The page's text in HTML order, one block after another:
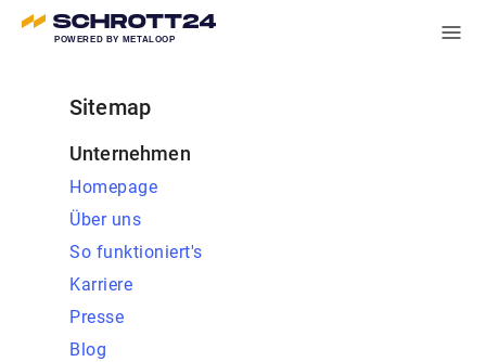
POWERED BY METALOOP
Sitemap
Unternehmen
Homepage
Über uns
So funktioniert's
Karriere
Presse
Blog